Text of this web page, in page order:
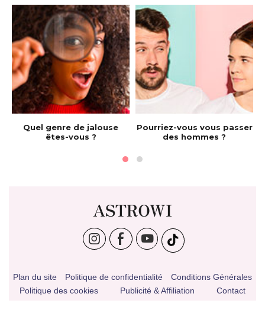
Quel genre de jalouse
êtes-vous ?
Pourriez-vous vous passer
des hommes ?
ASTROWI
Plan du site Politique de confidentialité
Conditions Générales
Politique des cookies
Publicité & Affiliation Contact